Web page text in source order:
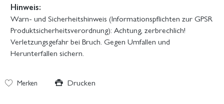
Hinweis:
Warn- und Sicherheitshinweis (Informationspflichten zur GPSR
Produktsicherheitsverordnung): Achtung, zerbrechlich!
Verletzungsgefahr bei Bruch. Gegen Umfallen und
Herunterfallen sichern.
Merken Drucken